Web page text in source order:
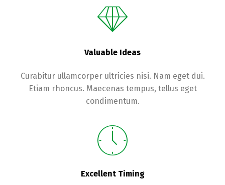
Valuable Ideas
Curabitur ullamcorper ultricies nisi. Nam eget dui.
Etiam rhoncus. Maecenas tempus, tellus eget
condimentum.
Excellent Timing